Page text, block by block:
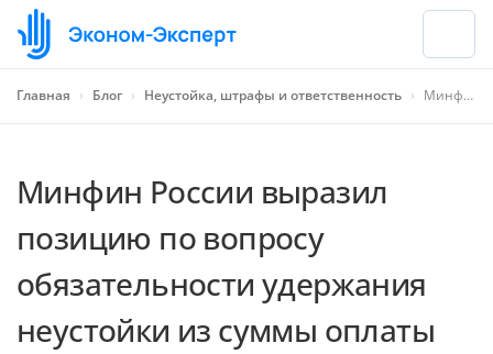
Главная › Блог › Неустойка, штрафы и ответственность › Минфин России выразил позицию по вопросу обязательности удержания неустойки из суммы оплаты по контракту
Минфин России выразил
позицию по вопросу
обязательности удержания
неустойки из суммы оплаты